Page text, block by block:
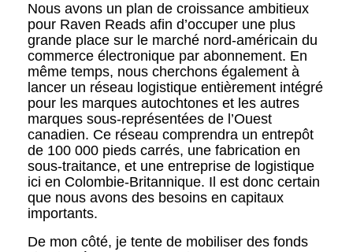
Nous avons un plan de croissance ambitieux
pour Raven Reads afin d’occuper une plus
grande place sur le marché nord-américain du
commerce électronique par abonnement. En
même temps, nous cherchons également à
lancer un réseau logistique entièrement intégré
pour les marques autochtones et les autres
marques sous-représentées de l’Ouest
canadien. Ce réseau comprendra un entrepôt
de 100 000 pieds carrés, une fabrication en
sous-traitance, et une entreprise de logistique
ici en Colombie-Britannique. Il est donc certain
que nous avons des besoins en capitaux
importants.
De mon côté, je tente de mobiliser des fonds